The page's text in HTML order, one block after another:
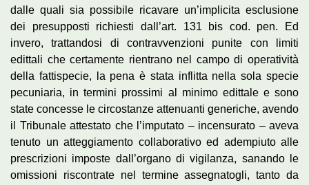
dalle quali sia possibile ricavare un’implicita esclusione
dei presupposti richiesti dall’art. 131 bis cod. pen. Ed
invero, trattandosi di contravvenzioni punite con limiti
edittali che certamente rientrano nel campo di operatività
della fattispecie, la pena è stata inflitta nella sola specie
pecuniaria, in termini prossimi al minimo edittale e sono
state concesse le circostanze attenuanti generiche, avendo
il Tribunale attestato che l’imputato – incensurato – aveva
tenuto un atteggiamento collaborativo ed adempiuto alle
prescrizioni imposte dall’organo di vigilanza, sanando le
omissioni riscontrate nel termine assegnatogli, tanto da